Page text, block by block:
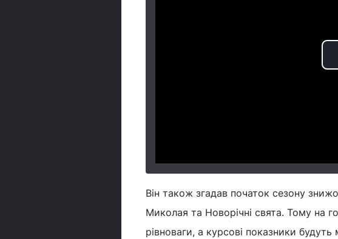
Він також згадав початок сезону
Миколая та Новорічні свята. Тому на
рівноваги, а курсові показники